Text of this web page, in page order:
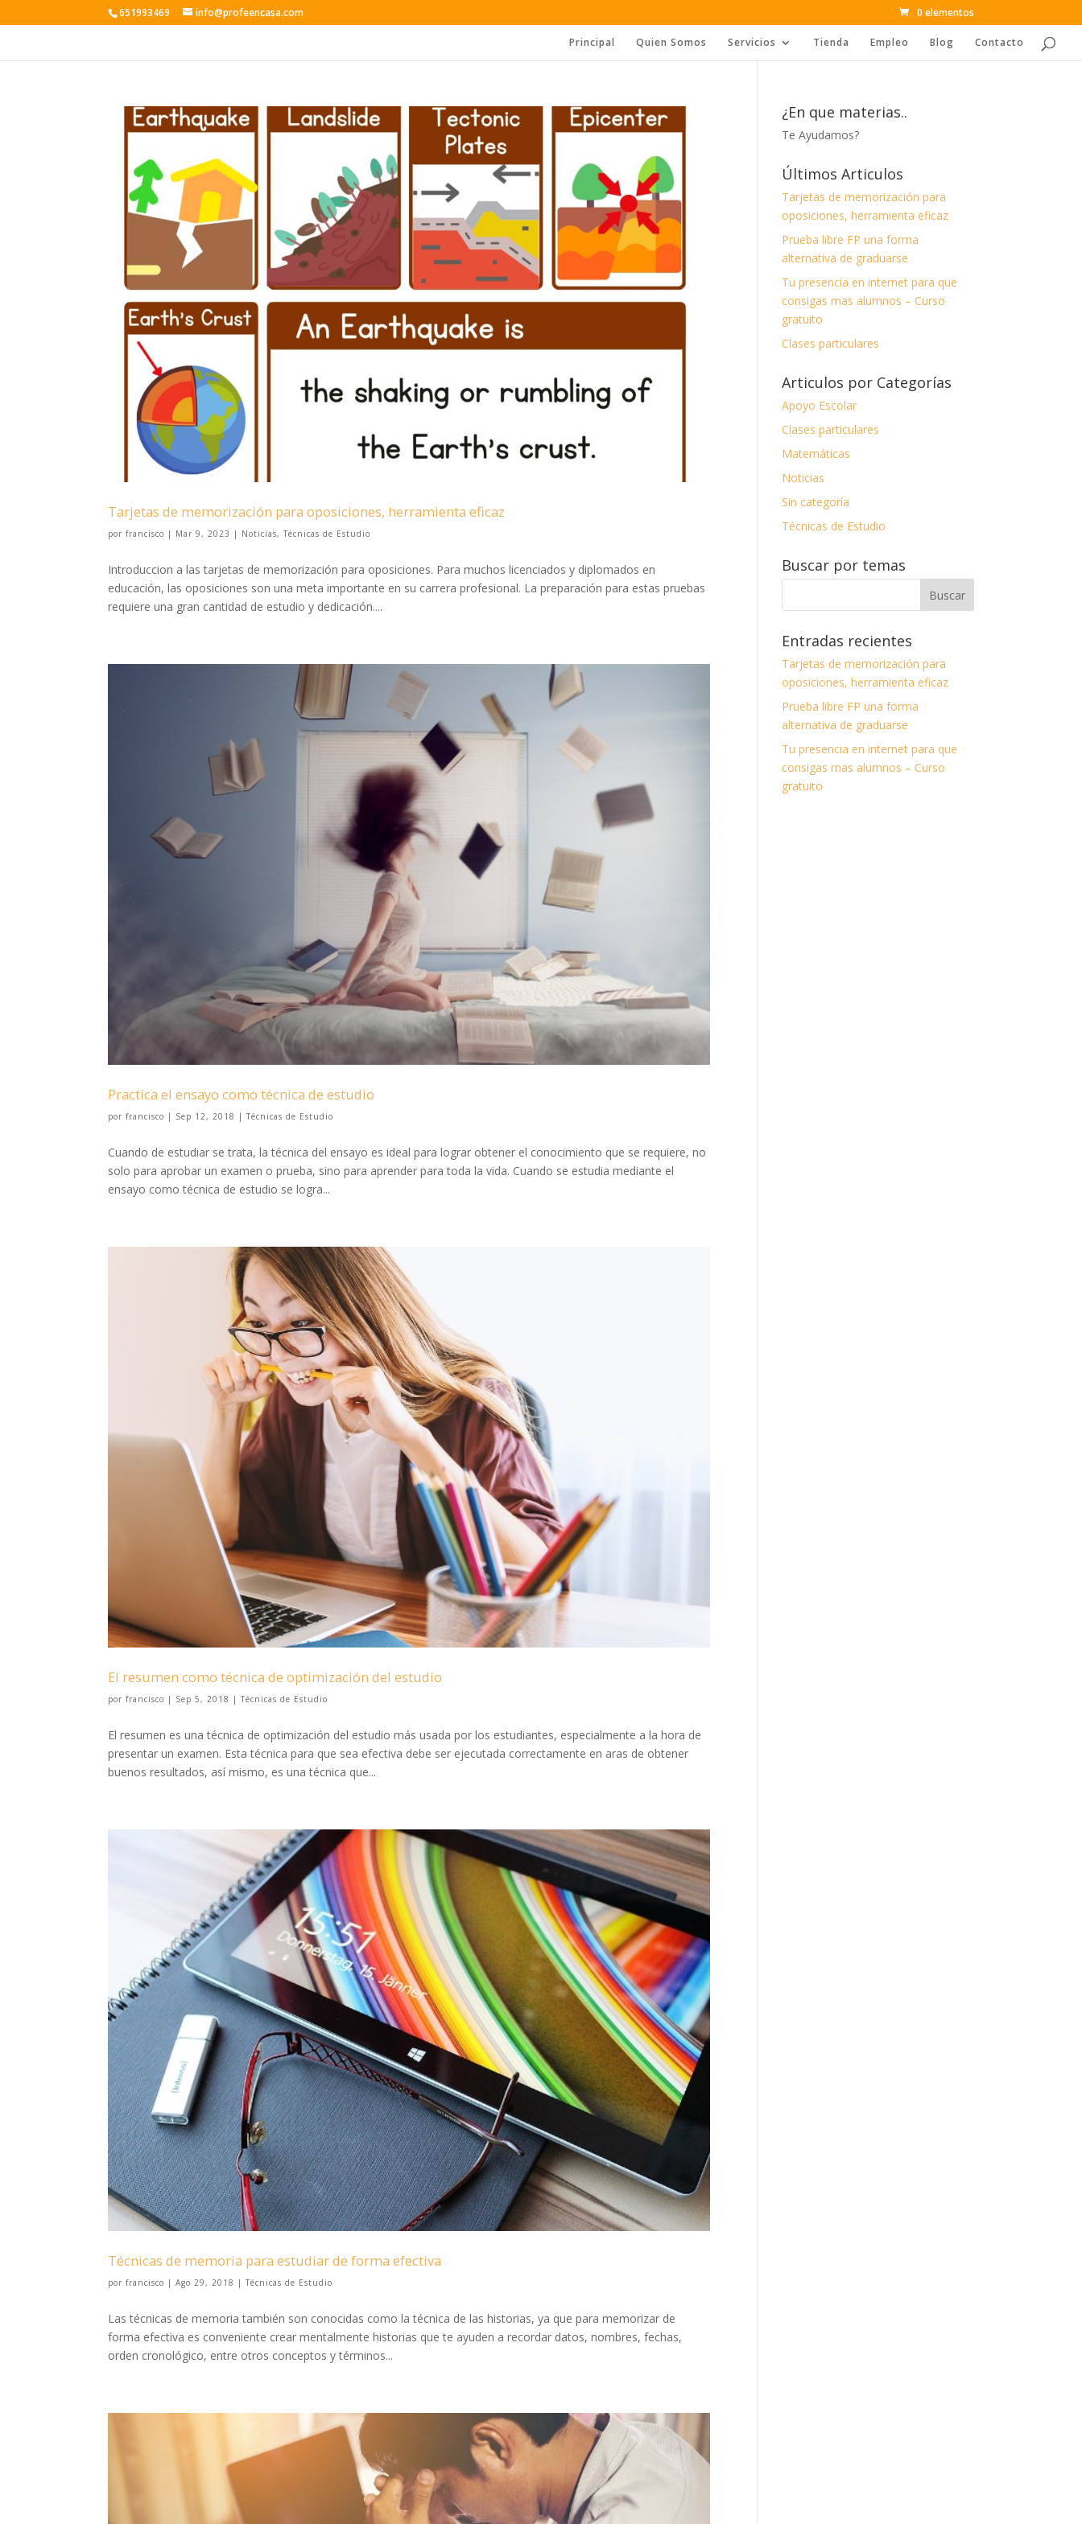
651993469 info@profeencasa.com 0 elementos
Principal Quien Somos Servicios Tienda Empleo Blog Contacto
Tarjetas de memorización para oposiciones, herramienta eficaz
porfrancisco | Mar 9, 2023 | Noticias,Técnicas de Estudio
Introduccion a las tarjetas de memorización para oposiciones. Para muchos licenciados y diplomados en
educación, las oposiciones son una meta importante en su carrera profesional. La preparación para estas pruebas
requiere una gran cantidad de estudio y dedicación....
Practica el ensayo como técnica de estudio
porfrancisco | Sep 12, 2018 |Técnicas de Estudio
Cuando de estudiar se trata, la técnica del ensayo es ideal para lograr obtener el conocimiento que se requiere, no
solo para aprobar un examen o prueba, sino para aprender para toda la vida. Cuando se estudia mediante el
ensayo como técnica de estudio se logra...
El resumen como técnica de optimización del estudio
porfrancisco | Sep 5, 2018 |Técnicas de Estudio
El resumen es una técnica de optimización del estudio más usada por los estudiantes, especialmente a la hora de
presentar un examen. Esta técnica para que sea efectiva debe ser ejecutada correctamente en aras de obtener
buenos resultados, así mismo, es una técnica que...
Técnicas de memoria para estudiar de forma efectiva
porfrancisco |Ago 29, 2018 |Técnicas de Estudio
Las técnicas de memoria también son conocidas como la técnica de las historias, ya que para memorizar de
forma efectiva es conveniente crear mentalmente historias que te ayuden a recordar datos, nombres, fechas,
orden cronológico, entre otros conceptos y términos...
¿En que materias..
Te Ayudamos?
Últimos Articulos
Tarjetas de memorización para
oposiciones, herramienta eficaz
Prueba libre FP una forma
alternativa de graduarse
Tu presencia en internet para que
consigas mas alumnos – Curso
gratuito
Clases particulares
Articulos por Categorías
Apoyo Escolar
Clases particulares
Matemáticas
Noticias
Sin categoría
Técnicas de Estudio
Buscar por temas
Entradas recientes
Tarjetas de memorización para
oposiciones, herramienta eficaz
Prueba libre FP una forma
alternativa de graduarse
Tu presencia en internet para que
consigas mas alumnos – Curso
gratuito